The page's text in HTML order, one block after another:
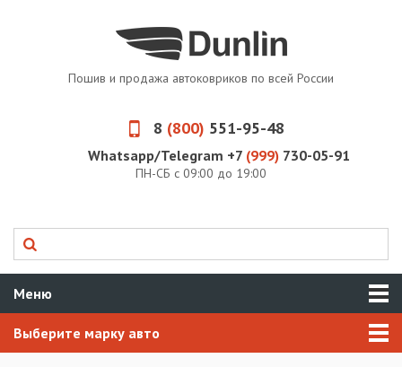
Пошив и продажа автоковриков по всей России
8 (800) 551-95-48
Whatsapp/Telegram +7 (999) 730-05-91
ПН-СБ с 09:00 до 19:00
Меню
Выберите марку авто